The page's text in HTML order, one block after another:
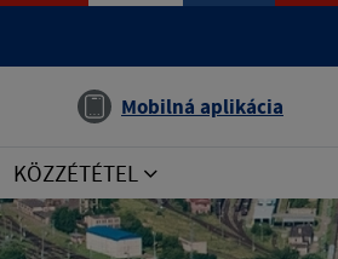
Mobilná aplikácia
KÖZZÉTÉTEL